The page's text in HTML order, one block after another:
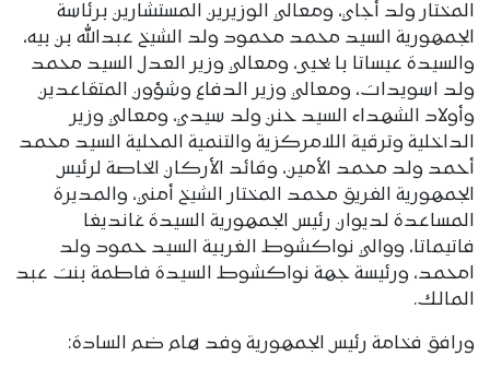
المختار ولد أجاي، ومعالي الوزيرين المستشارين برئاسة
الجمهورية السيد محمد محمود ولد الشيخ عبدالله بن بيه،
والسيدة عيساتا با يحيى، ومعالي وزير العدل السيد محمد
ولد اسويدات، ومعالي وزير الدفاع وشؤون المتقاعدين
وأولاد الشهداء السيد حنن ولد سيدي، ومعالي وزير
الداخلية وترقية اللامركزية والتنمية المحلية السيد محمد
أحمد ولد محمد الأمين، وقائد الأركان الخاصة لرئيس
الجمهورية الفريق محمد المختار الشيخ أمني، والمديرة
المساعدة لديوان رئيس الجمهورية السيدة غانديغا
فاتيماتا، ووالي نواكشوط الغربية السيد حمود ولد
امحمد، ورئيسة جهة نواكشوط السيدة فاطمة بنت عبد
المالك.
ورافق فخامة رئيس الجمهورية وفد هام ضم السادة: